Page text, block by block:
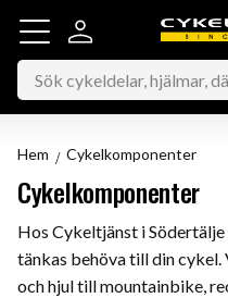
Meny
Hem Cykelkomponenter
Cykelkomponenter
Hos Cykeltjänst i
tänkas behöva till din
och hjul till mountainbike,